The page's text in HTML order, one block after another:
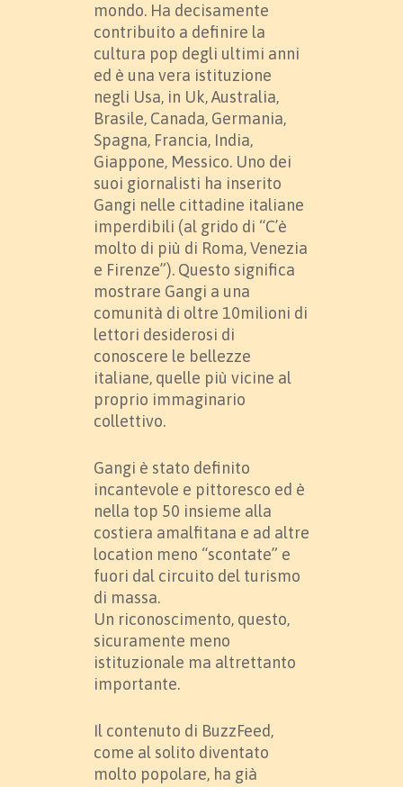
mondo. Ha decisamente
contribuito a definire la
cultura pop degli ultimi anni
ed è una vera istituzione
negli Usa, in Uk, Australia,
Brasile, Canada, Germania,
Spagna, Francia, India,
Giappone, Messico. Uno dei
suoi giornalisti ha inserito
Gangi nelle cittadine italiane
imperdibili (al grido di “C’è
molto di più di Roma, Venezia
e Firenze”). Questo significa
mostrare Gangi a una
comunità di oltre 10milioni di
lettori desiderosi di
conoscere le bellezze
italiane, quelle più vicine al
proprio immaginario
collettivo.
Gangi è stato definito
incantevole e pittoresco ed è
nella top 50 insieme alla
costiera amalfitana e ad altre
location meno “scontate” e
fuori dal circuito del turismo
di massa.
Un riconoscimento, questo,
sicuramente meno
istituzionale ma altrettanto
importante.
Il contenuto di BuzzFeed,
come al solito diventato
molto popolare, ha già